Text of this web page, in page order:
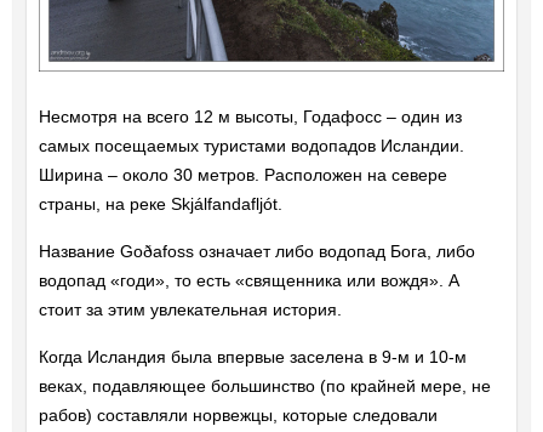
Несмотря на всего 12 м высоты, Годафосс – один из
самых посещаемых туристами водопадов Исландии.
Ширина – около 30 метров. Расположен на севере
страны, на реке Skjálfandafljót.
Название Goðafoss означает либо водопад Бога, либо
водопад «годи», то есть «священника или вождя». А
стоит за этим увлекательная история.
Когда Исландия была впервые заселена в 9-м и 10-м
веках, подавляющее большинство (по крайней мере, не
рабов) составляли норвежцы, которые следовали